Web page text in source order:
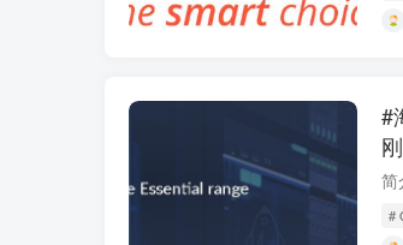
#
#